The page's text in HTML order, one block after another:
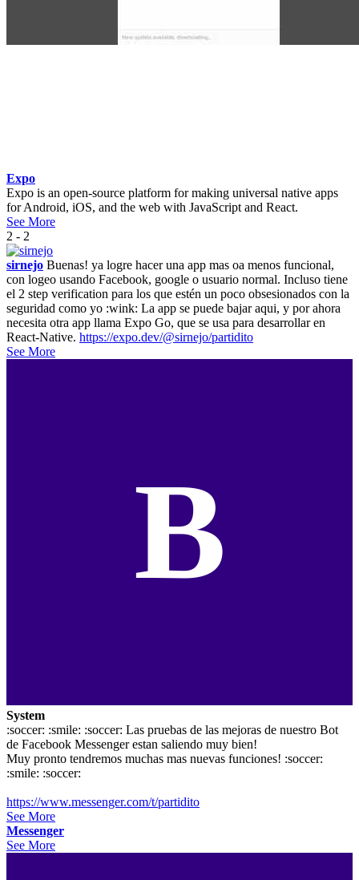
Expo
Expo is an open-source platform for making universal native apps
for Android, iOS, and the web with JavaScript and React.
See More
2 - 2
sirnejo Buenas! ya logre hacer una app mas oa menos funcional,
con logeo usando Facebook, google o usuario normal. Incluso tiene
el 2 step verification para los que estén un poco obsesionados con la
seguridad como yo :wink: La app se puede bajar aqui, y por ahora
necesita otra app llama Expo Go, que se usa para desarrollar en
React-Native. https://expo.dev/@sirnejo/partidito
See More
B
System
:soccer: :smile: :soccer: Las pruebas de las mejoras de nuestro Bot
de Facebook Messenger estan saliendo muy bien!
Muy pronto tendremos muchas mas nuevas funciones! :soccer:
:smile: :soccer:
https://www.messenger.com/t/partidito
See More
Messenger
See More